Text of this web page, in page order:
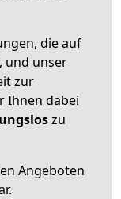
die auf
und unser
zur
Ihnen dabei
zu
Angeboten